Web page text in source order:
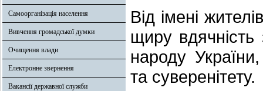
Самоорганізація населення
Вивчення громадської думки
Очищення влади
Електронне звернення
Вакансії державної служби
Від імені
щиру
народу
та суверенітету.